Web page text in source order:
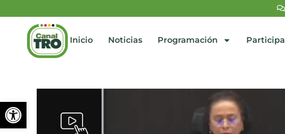
Abrir barra de herramientas
Inicio Noticias Programación Participa